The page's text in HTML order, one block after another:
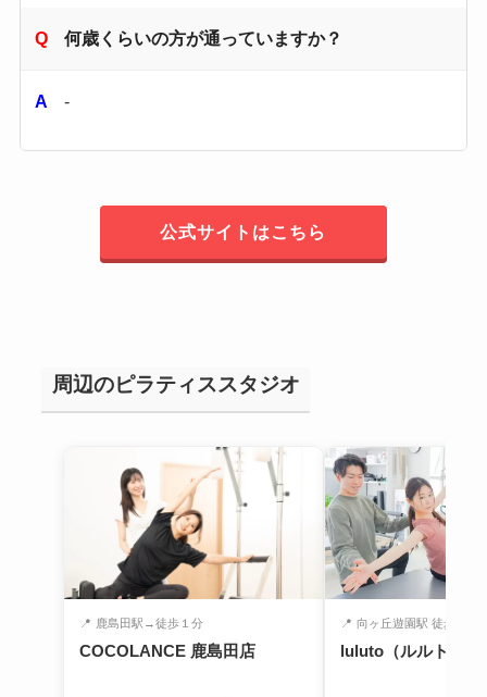
何歳くらいの方が通っていますか？
-
公式サイトはこちら
周辺のピラティススタジオ
📍 鹿島田駅→徒歩１分
COCOLANCE 鹿島田店
📍 向ヶ丘遊園駅 徒歩6分
luluto（ルルト）向